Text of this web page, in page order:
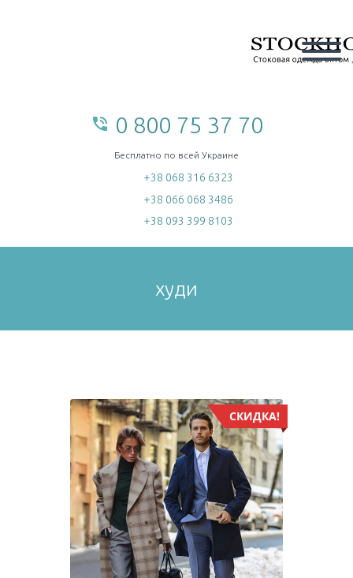
phone_in_talk 0 800 75 37 70
Бесплатно по всей Украине
+38 068 316 6323
+38 066 068 3486
+38 093 399 8103
худи
СКИДКА!